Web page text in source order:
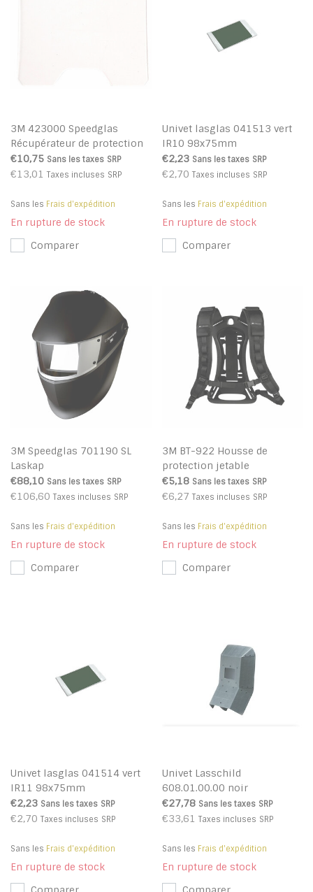
3M 423000 Speedglas
Récupérateur de protection
intérieur
€10,75 Sans les taxes SRP
€13,01 Taxes incluses SRP
Sans les Frais d'expédition
En rupture de stock
Comparer
Univet lasglas 041513 vert
IR10 98x75mm
€2,23 Sans les taxes SRP
€2,70 Taxes incluses SRP
Sans les Frais d'expédition
En rupture de stock
Comparer
3M Speedglas 701190 SL
Laskap
€88,10 Sans les taxes SRP
€106,60 Taxes incluses SRP
Sans les Frais d'expédition
En rupture de stock
Comparer
3M BT-922 Housse de
protection jetable
€5,18 Sans les taxes SRP
€6,27 Taxes incluses SRP
Sans les Frais d'expédition
En rupture de stock
Comparer
Univet lasglas 041514 vert
IR11 98x75mm
€2,23 Sans les taxes SRP
€2,70 Taxes incluses SRP
Sans les Frais d'expédition
En rupture de stock
Univet Lasschild
608.01.00.00 noir
€27,78 Sans les taxes SRP
€33,61 Taxes incluses SRP
Sans les Frais d'expédition
En rupture de stock